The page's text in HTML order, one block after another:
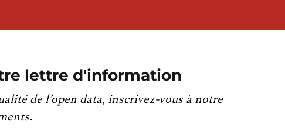
lettre d'information
de l’open data, inscrivez-vous à notre